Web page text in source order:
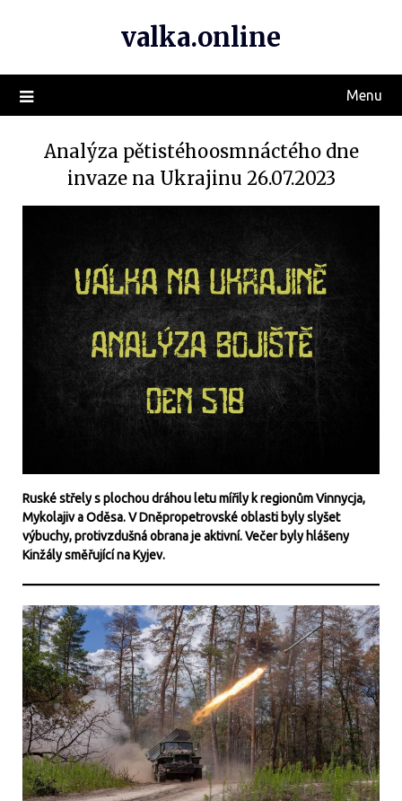
valka.online
Menu
Analýza pětistéhoosmnáctého dne
invaze na Ukrajinu 26.07.2023
Ruské střely s plochou dráhou letu mířily k regionům Vinnycja,
Mykolajiv a Oděsa. V Dněpropetrovské oblasti byly slyšet
výbuchy, protivzdušná obrana je aktivní. Večer byly hlášeny
Kinžály směřující na Kyjev.